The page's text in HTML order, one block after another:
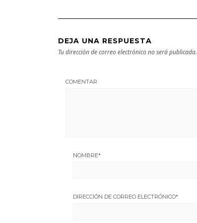
DEJA UNA RESPUESTA
Tu dirección de correo electrónico no será publicada.
COMENTAR
NOMBRE*
DIRECCIÓN DE CORREO ELECTRÓNICO*